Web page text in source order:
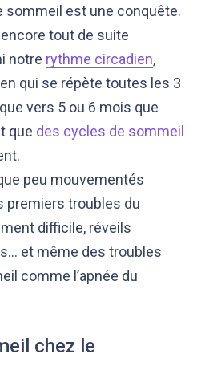
sommeil est une conquête.
tout de suite
notre rythme circadien,
qui se répète toutes les 3
vers 5 ou 6 mois que
que des cycles de sommeil
peu mouvementés
premiers troubles du
difficile, réveils
et même des troubles
comme l’apnée du
chez le